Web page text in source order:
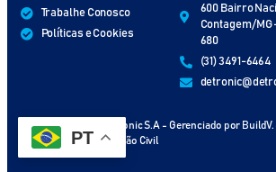
Trabalhe Conosco
Políticas e Cookies
600 Bairro
Contagem/MG
680
(31) 3491-6464
Copyright © 2024 Detronic S.A - Gerenciado por
Engenharia e Construção Civil
PT